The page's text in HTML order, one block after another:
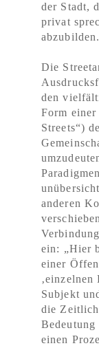
der Stadt,
privat
abzubilden.
Die
den
Form einer
Streets“)
anderen
ein: „Hier
einer
‚einzelnen
Subjekt
die
einen